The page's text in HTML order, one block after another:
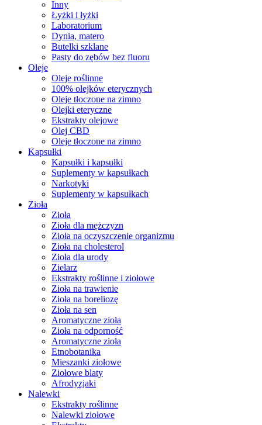
Inny
Łyżki i łyżki
Laboratorium
Dynia, matero
Butelki szklane
Pasty do zębów bez fluoru
Oleje
Oleje roślinne
100% olejków eterycznych
Oleje tłoczone na zimno
Olejki eteryczne
Ekstrakty olejowe
Olej CBD
Oleje tłoczone na zimno
Kapsułki
Kapsułki i kapsułki
Suplementy w kapsułkach
Narkotyki
Suplementy w kapsułkach
Zioła
Zioła
Zioła dla mężczyzn
Zioła na oczyszczenie organizmu
Zioła na cholesterol
Zioła dla urody
Zielarz
Ekstrakty roślinne i ziołowe
Zioła na trawienie
Zioła na boreliozę
Zioła na sen
Aromatyczne zioła
Zioła na odporność
Aromatyczne zioła
Etnobotanika
Mieszanki ziołowe
Ziołowe blaty
Afrodyzjaki
Nalewki
Ekstrakty roślinne
Nalewki ziołowe